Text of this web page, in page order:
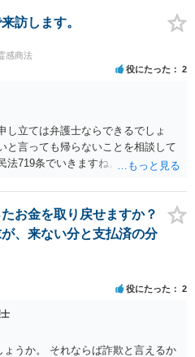
訪します。
感商法
役にたった 2
し立ては弁護士ならできるでしょ
と言っても帰らないことを相談して
法719条でいきますね。 これでおわ
お金を取り戻せますか？
、来ない分と支払済の分
役にたった 2
うか。 それならば詐欺と言えるか